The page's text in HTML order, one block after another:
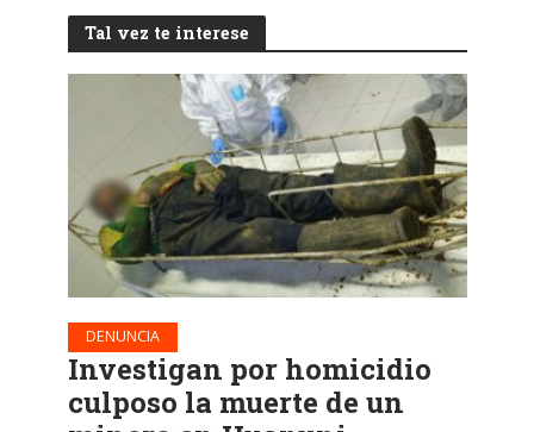
Tal vez te interese
DENUNCIA
Investigan por homicidio
culposo la muerte de un